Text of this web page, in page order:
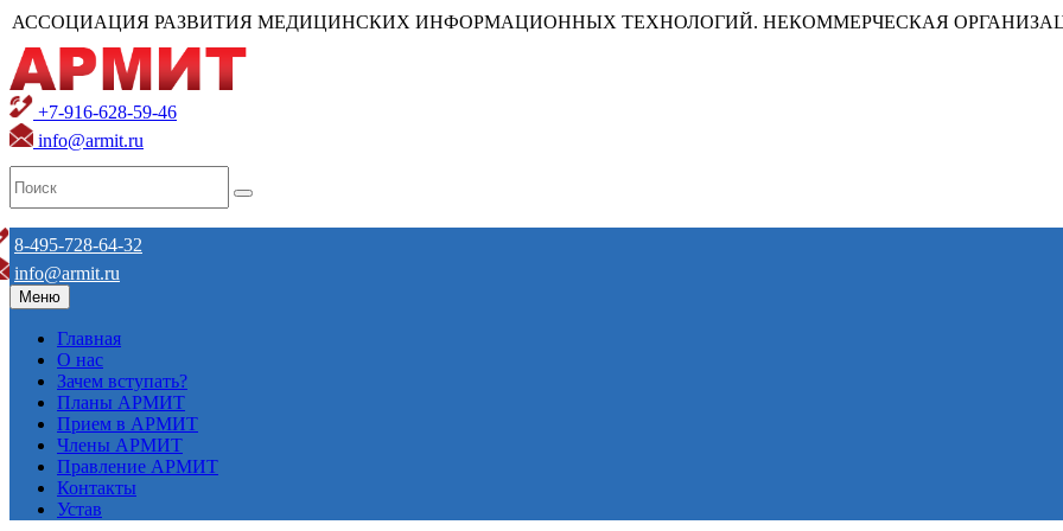
АССОЦИАЦИЯ РАЗВИТИЯ МЕДИЦИНСКИХ ИНФОРМАЦИОННЫХ ТЕХНОЛОГИЙ. НЕКОММЕРЧЕСКАЯ
+7-916-628-59-46
info@armit.ru
8-495-728-64-32
info@armit.ru
Меню
Главная
О нас
Зачем вступать?
Планы АРМИТ
Прием в АРМИТ
Члены АРМИТ
Правление АРМИТ
Контакты
Устав